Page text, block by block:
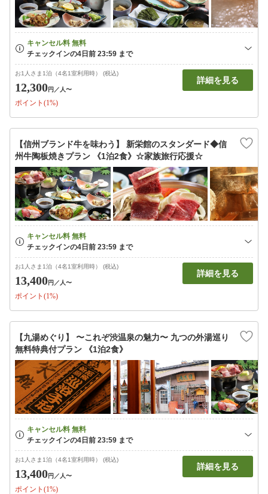
お1人さま1泊（4名1室利用時） (税込)
12,300円 ／人〜
ポイント(1%)
詳細を見る
【信州ブランド牛を味わう】 新栄館のスタンダード◆信
州牛陶板焼きプラン 《1泊2食》☆家族旅行応援☆
お1人さま1泊（4名1室利用時） (税込)
13,400円 ／人〜
ポイント(1%)
詳細を見る
【九湯めぐり】 〜これぞ渋温泉の魅力〜 九つの外湯巡り
無料特典付プラン 《1泊2食》
お1人さま1泊（4名1室利用時） (税込)
13,400円 ／人〜
ポイント(1%)
詳細を見る